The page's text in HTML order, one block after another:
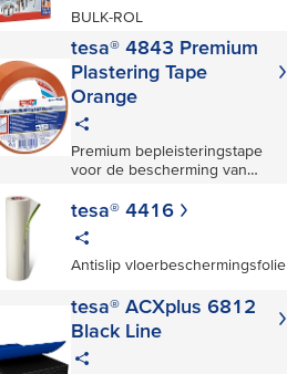
N/cm
cm
BULK-ROL
tesa® 4843 Premium
Plastering Tape
Orange
Premium bepleisteringstape
voor de bescherming van
bekledingen
tesa® 4416
Antislip vloerbeschermingsfolie
tesa® ACXplus 6812
Black Line